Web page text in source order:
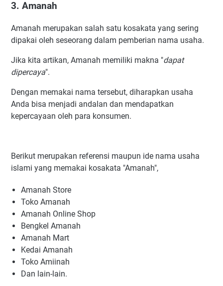
3. Amanah
Amanah merupakan salah satu kosakata yang sering
dipakai oleh seseorang dalam pemberian nama usaha.
Jika kita artikan, Amanah memiliki makna "dapat
dipercaya".
Dengan memakai nama tersebut, diharapkan usaha
Anda bisa menjadi andalan dan mendapatkan
kepercayaan oleh para konsumen.
Berikut merupakan referensi maupun ide nama usaha
islami yang memakai kosakata "Amanah",
Amanah Store
Toko Amanah
Amanah Online Shop
Bengkel Amanah
Amanah Mart
Kedai Amanah
Toko Amiinah
Dan lain-lain.